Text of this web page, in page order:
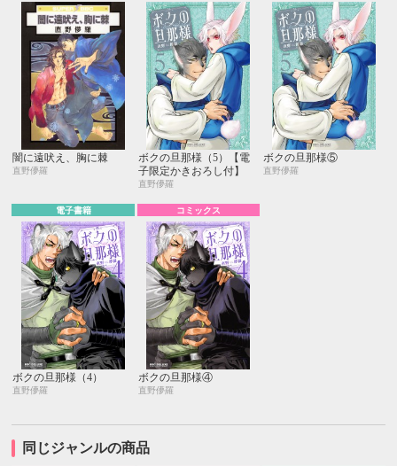
闇に遠吠え、胸に棘
直野儚羅
ボクの旦那様（5）【電
子限定かきおろし付】
直野儚羅
ボクの旦那様⑤
直野儚羅
電子書籍
ボクの旦那様（4）
直野儚羅
コミックス
ボクの旦那様④
直野儚羅
同じジャンルの商品